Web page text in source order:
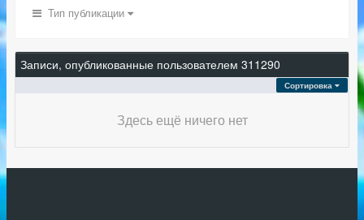
Тип публикации
Записи, опубликованные пользователем 311290
Сортировка
Здесь ещё ничего нет